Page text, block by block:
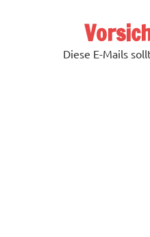
Diese E-Mails